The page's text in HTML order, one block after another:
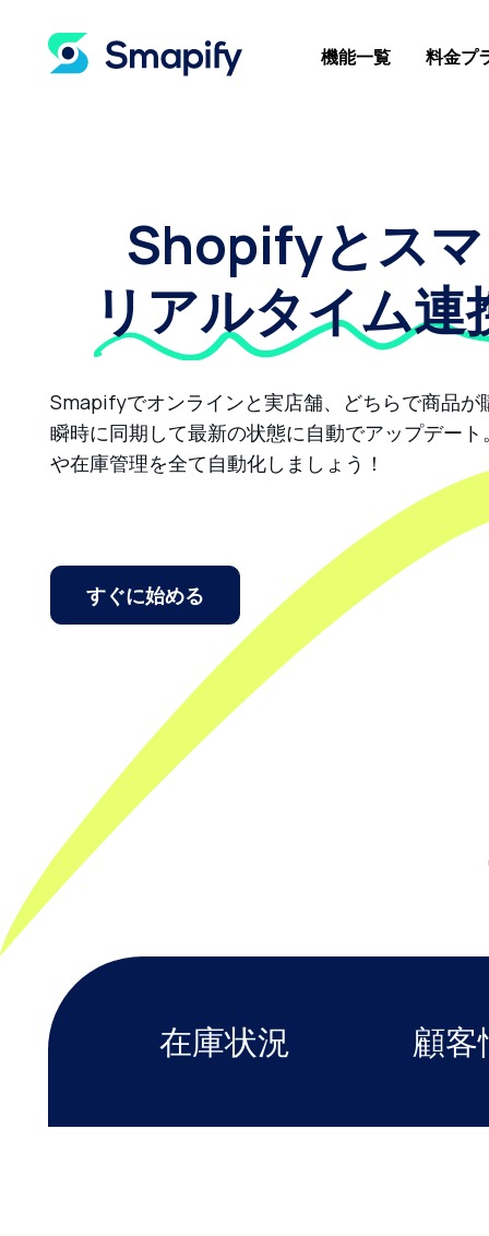
機能一覧 料金プ
Shopifyとス
リアルタイム連
Smapifyでオンラインと実店舗、どちらで商品が
瞬時に同期して最新の状態に自動でアップデー
や在庫管理を全て自動化しましょう！
すぐに始める
在庫状況 顧客